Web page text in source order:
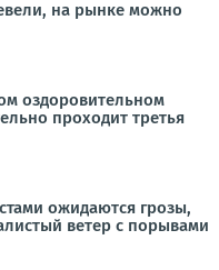
на рынке можно
оздоровительном
проходит третья
ожидаются грозы,
ветер с порывами